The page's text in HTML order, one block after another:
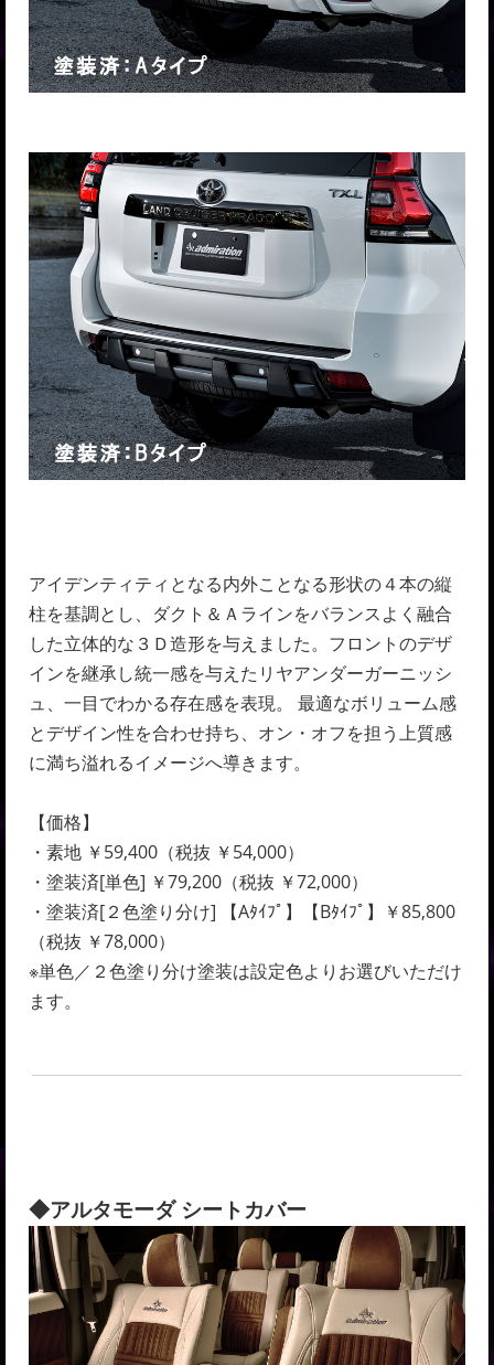
アイデンティティとなる内外ことなる形状の４本の縦
柱を基調とし、ダクト＆Ａラインをバランスよく融合
した立体的な３Ｄ造形を与えました。フロントのデザ
インを継承し統一感を与えたリヤアンダーガーニッシ
ュ、一目でわかる存在感を表現。 最適なボリューム感
とデザイン性を合わせ持ち、オン・オフを担う上質感
に満ち溢れるイメージへ導きます。
【価格】
・素地 ￥59,400（税抜 ￥54,000）
・塗装済[単色] ￥79,200（税抜 ￥72,000）
・塗装済[２色塗り分け] 【Aﾀｲﾌﾟ】【Bﾀｲﾌﾟ】￥85,800
（税抜 ￥78,000）
※単色／２色塗り分け塗装は設定色よりお選びいただけ
ます。
◆アルタモーダ シートカバー